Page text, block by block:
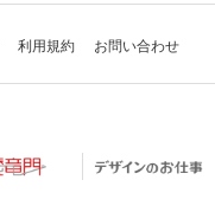
利用規約 お問い合わせ